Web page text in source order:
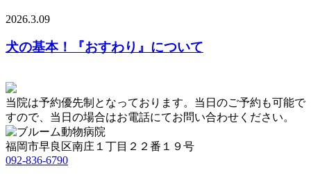
2026.3.09
犬の基本！『おすわり』について
当院は予約優先制となっております。当日のご予約も可能で
すので、 当日の場合はお電話にてお問い合わせください。
福岡市早良区南庄１丁目２２番１９号
092-836-6790